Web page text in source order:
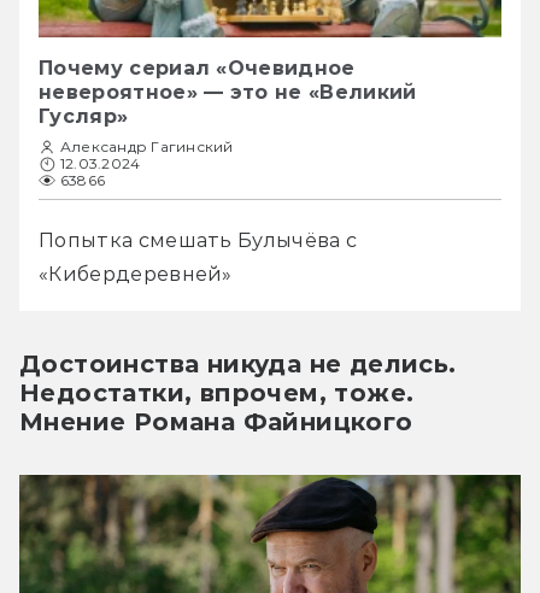
Почему сериал «Очевидное
невероятное» — это не «Великий
Гусляр»
Александр Гагинский
12.03.2024
63866
Попытка смешать Булычёва с
«Кибердеревней»
Достоинства никуда не делись.
Недостатки, впрочем, тоже.
Мнение Романа Файницкого